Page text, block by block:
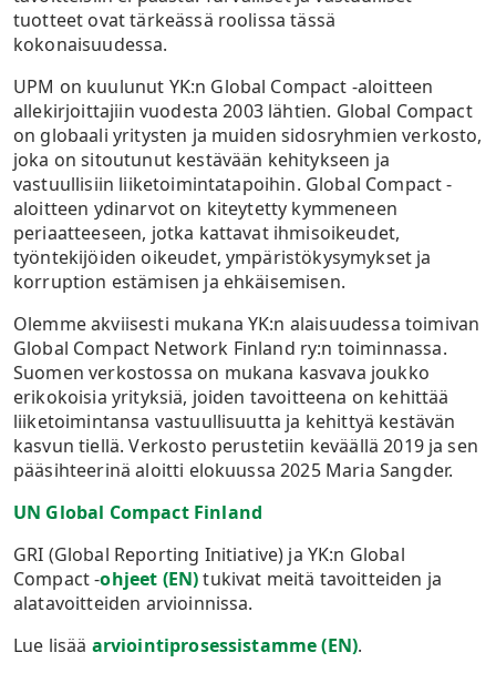
tuotteet ovat tärkeässä roolissa tässä
kokonaisuudessa.
UPM on kuulunut YK:n Global Compact -aloitteen
allekirjoittajiin vuodesta 2003 lähtien. Global Compact
on globaali yritysten ja muiden sidosryhmien verkosto,
joka on sitoutunut kestävään kehitykseen ja
vastuullisiin liiketoimintatapoihin. Global Compact -
aloitteen ydinarvot on kiteytetty kymmeneen
periaatteeseen, jotka kattavat ihmisoikeudet,
työntekijöiden oikeudet, ympäristökysymykset ja
korruption estämisen ja ehkäisemisen.
Olemme akviisesti mukana YK:n alaisuudessa toimivan
Global Compact Network Finland ry:n toiminnassa.
Suomen verkostossa on mukana kasvava joukko
erikokoisia yrityksiä, joiden tavoitteena on kehittää
liiketoimintansa vastuullisuutta ja kehittyä kestävän
kasvun tiellä. Verkosto perustetiin keväällä 2019 ja sen
pääsihteerinä aloitti elokuussa 2025 Maria Sangder.
UN Global Compact Finland
GRI (Global Reporting Initiative) ja YK:n Global
Compact -ohjeet (EN)tukivat meitä tavoitteiden ja
alatavoitteiden arvioinnissa.
Lue lisää arviointiprosessistamme (EN).